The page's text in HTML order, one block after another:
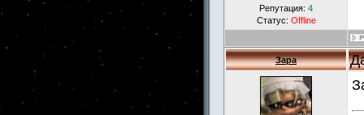
Репутация: 4
Статус: Offline
Зара